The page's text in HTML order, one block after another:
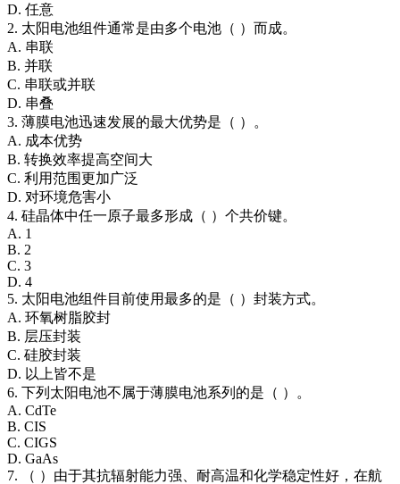
D. 任意
2. 太阳电池组件通常是由多个电池（ ）而成。
A. 串联
B. 并联
C. 串联或并联
D. 串叠
3. 薄膜电池迅速发展的最大优势是（ ）。
A. 成本优势
B. 转换效率提高空间大
C. 利用范围更加广泛
D. 对环境危害小
4. 硅晶体中任一原子最多形成（ ）个共价键。
A. 1
B. 2
C. 3
D. 4
5. 太阳电池组件目前使用最多的是（ ）封装方式。
A. 环氧树脂胶封
B. 层压封装
C. 硅胶封装
D. 以上皆不是
6. 下列太阳电池不属于薄膜电池系列的是（ ）。
A. CdTe
B. CIS
C. CIGS
D. GaAs
7. （ ）由于其抗辐射能力强、耐高温和化学稳定性好，在航